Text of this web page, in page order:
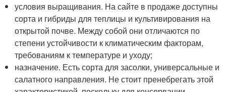
условия выращивания. На сайте в продаже доступны
сорта и гибриды для теплицы и культивирования на
открытой почве. Между собой они отличаются по
степени устойчивости к климатическим факторам,
требованиям к температуре и уходу;
назначение. Есть сорта для засолки, универсальные и
салатного направления. Не стоит пренебрегать этой